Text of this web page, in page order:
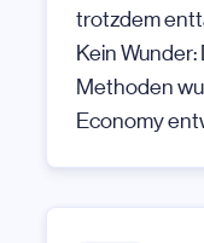
trotzdem
Kein
Methoden
Economy